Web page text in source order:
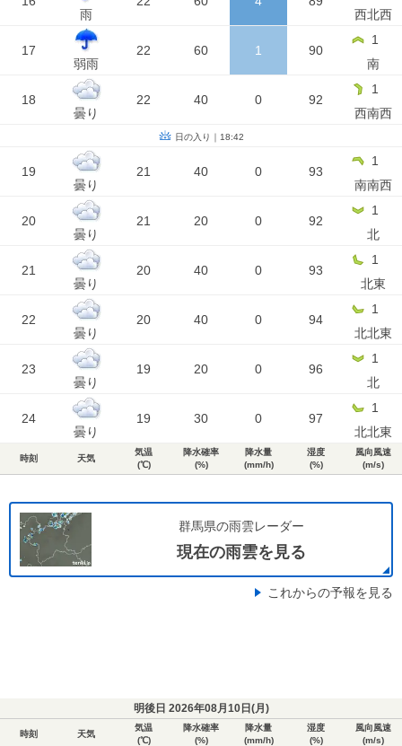
雨
西北西
17
弱雨
22 60 1 90
1
南
18
曇り
22 40 0 92
1
西南西
日の入り｜18:42
19
曇り
21 40 0 93
1
南南西
20
曇り
21 20 0 92
1
北
21
曇り
20 40 0 93
1
北東
22
曇り
20 40 0 94
1
北北東
23
曇り
19 20 0 96
1
北
24
曇り
19 30 0 97
1
北北東
時刻 天気
気温
(℃)
降水確率
(%)
降水量
(mm/h)
湿度
(%)
風向風速
(m/s)
群馬県の雨雲レーダー
現在の雨雲を見る
これからの予報を見る
明後日 2026年08月10日(月 )
時刻 天気
気温
(℃)
降水確率
(%)
降水量
(mm/h)
湿度
(%)
風向風速
(m/s)